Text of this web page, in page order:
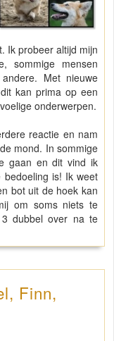
Ik probeer altijd mijn
sommige mensen
Met nieuwe
kan prima op een
onderwerpen.
reactie en nam
mond. In sommige
gaan en dit vind ik
is! Ik weet
bot uit de hoek kan
om soms niets te
dubbel over na te
Finn,